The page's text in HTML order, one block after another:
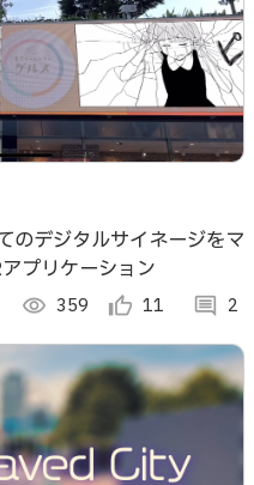
のデジタルサイネージをマ
プリケーション
visibility 359 thumb_up_alt 11 comment 2